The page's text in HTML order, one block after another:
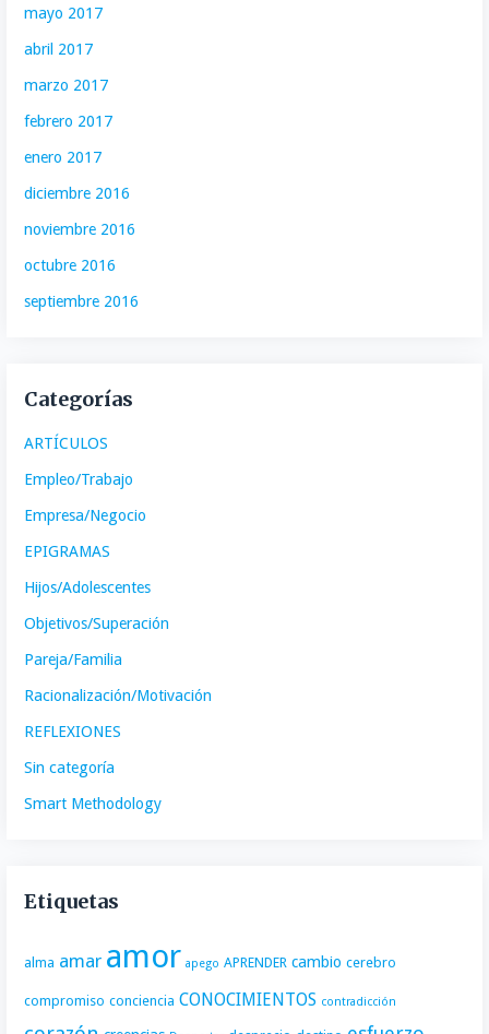
mayo 2017
abril 2017
marzo 2017
febrero 2017
enero 2017
diciembre 2016
noviembre 2016
octubre 2016
septiembre 2016
Categorías
ARTÍCULOS
Empleo/Trabajo
Empresa/Negocio
EPIGRAMAS
Hijos/Adolescentes
Objetivos/Superación
Pareja/Familia
Racionalización/Motivación
REFLEXIONES
Sin categoría
Smart Methodology
Etiquetas
alma amar amor apego APRENDER cambio cerebro
compromiso conciencia CONOCIMIENTOS contradicción